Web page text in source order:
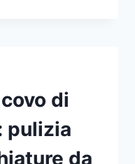
di
pulizia
da